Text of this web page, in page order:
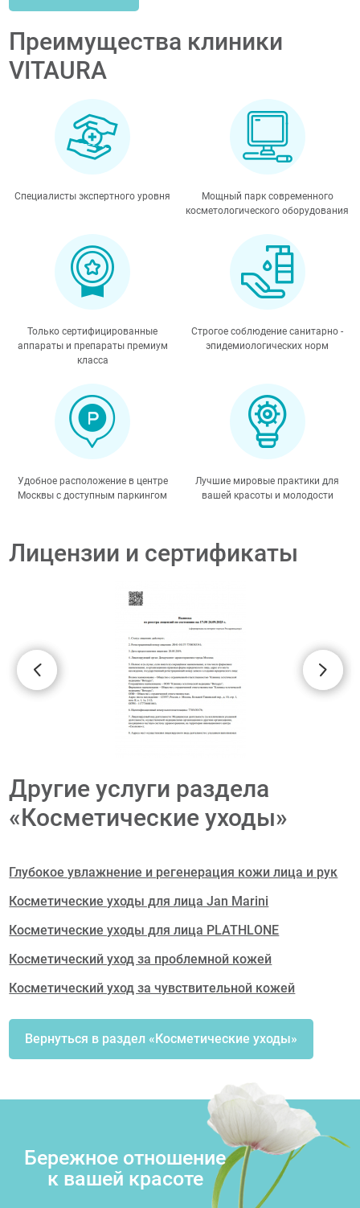
Преимущества клиники
VITAURA
Специалисты экспертного уровня
Мощный парк современного
косметологического оборудования
Только сертифицированные
аппараты и препараты премиум
класса
Строгое соблюдение санитарно -
эпидемиологических норм
Удобное расположение в центре
Москвы с доступным паркингом
Лучшие мировые практики для
вашей красоты и молодости
Лицензии и сертификаты
Другие услуги раздела
«Косметические уходы»
Глубокое увлажнение и регенерация кожи лица и рук
Косметические уходы для лица Jan Marini
Косметические уходы для лица PLATHLONE
Косметический уход за проблемной кожей
Косметический уход за чувствительной кожей
Вернуться в раздел «Косметические уходы»
Бережное отношение
к вашей красоте